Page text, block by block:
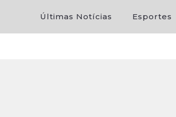
Últimas Notícias Esportes